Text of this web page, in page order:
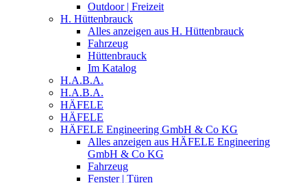
Outdoor | Freizeit
H. Hüttenbrauck
Alles anzeigen aus H. Hüttenbrauck
Fahrzeug
Hüttenbrauck
Im Katalog
H.A.B.A.
H.A.B.A.
HÄFELE
HÄFELE
HÄFELE Engineering GmbH & Co KG
Alles anzeigen aus HÄFELE Engineering
GmbH & Co KG
Fahrzeug
Fenster | Türen